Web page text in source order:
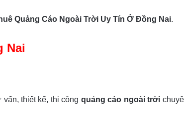
Quảng Cáo Ngoài Trời Uy Tín Ở Đồng Nai.
Nai
thiết kế, thi công quảng cáo ngoài trời